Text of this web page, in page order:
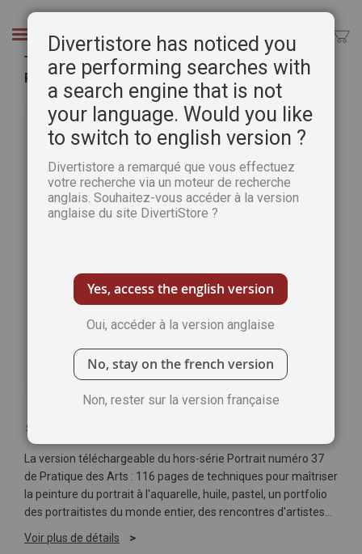
Chercher
Téléchargement du hors-série PDA spécial
PORTRAIT n°37
galerie
d’images
Soyez le premier à commenter ce produit
La version téléchargeable du hors-série Portrait numéro 37
de Pratique des Arts : 116 pages de techniques pour maîtriser
la peinture du portrait à l'aquarelle, huile, pastel, un portfolio
des portraitistes du monde entier, des rencontres d'artistes…
Voir plus de détails
Divertistore has noticed you
are performing searches with
a search engine that is not
your language. Would you like
to switch to english version ?
Divertistore a remarqué que vous effectuez
votre recherche via un moteur de recherche
anglais. Souhaitez-vous accéder à la version
anglaise du site DivertiStore ?
Yes, access the english version
Oui, accéder à la version anglaise
No, stay on the french version
Non, rester sur la version française